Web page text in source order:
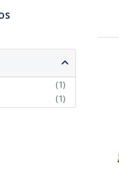
(1)
(1)